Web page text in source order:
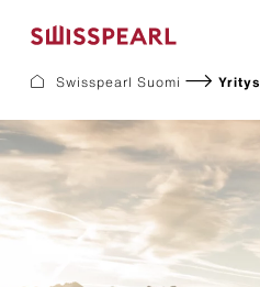
Julkisivulevyt
Rakennuslevyt
Sisätilalevyt
Ladattavat dokumentit
Swisspearl Suomi Yritys